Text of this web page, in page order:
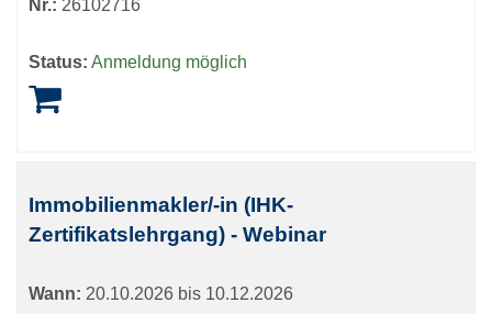
Nr.: 26102716
Status: Anmeldung möglich
Immobilienmakler/-in (IHK-
Zertifikatslehrgang) - Webinar
Wann: 20.10.2026 bis 10.12.2026